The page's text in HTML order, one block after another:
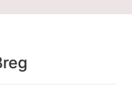
z rabarbaro, rdečo čebulo in